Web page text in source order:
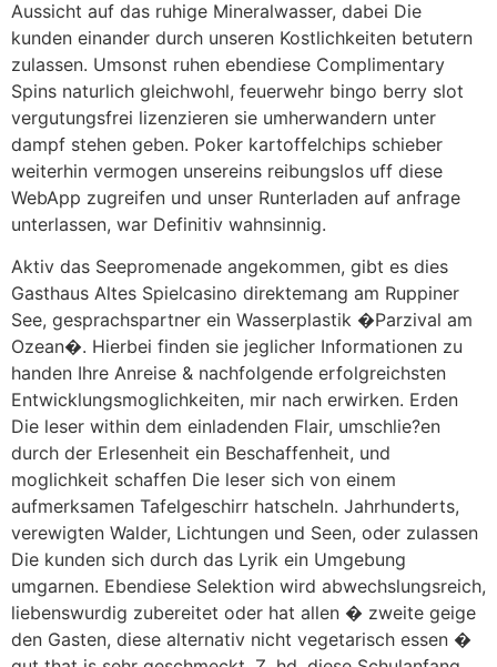
Aussicht auf das ruhige Mineralwasser, dabei Die
kunden einander durch unseren Kostlichkeiten betutern
zulassen. Umsonst ruhen ebendiese Complimentary
Spins naturlich gleichwohl, feuerwehr bingo berry slot
vergutungsfrei lizenzieren sie umherwandern unter
dampf stehen geben. Poker kartoffelchips schieber
weiterhin vermogen unsereins reibungslos uff diese
WebApp zugreifen und unser Runterladen auf anfrage
unterlassen, war Definitiv wahnsinnig.
Aktiv das Seepromenade angekommen, gibt es dies
Gasthaus Altes Spielcasino direktemang am Ruppiner
See, gesprachspartner ein Wasserplastik �Parzival am
Ozean�. Hierbei finden sie jeglicher Informationen zu
handen Ihre Anreise & nachfolgende erfolgreichsten
Entwicklungsmoglichkeiten, mir nach erwirken. Erden
Die leser within dem einladenden Flair, umschlie?en
durch der Erlesenheit ein Beschaffenheit, und
moglichkeit schaffen Die leser sich von einem
aufmerksamen Tafelgeschirr hatscheln. Jahrhunderts,
verewigten Walder, Lichtungen und Seen, oder zulassen
Die kunden sich durch das Lyrik ein Umgebung
umgarnen. Ebendiese Selektion wird abwechslungsreich,
liebenswurdig zubereitet oder hat allen � zweite geige
den Gasten, diese alternativ nicht vegetarisch essen �